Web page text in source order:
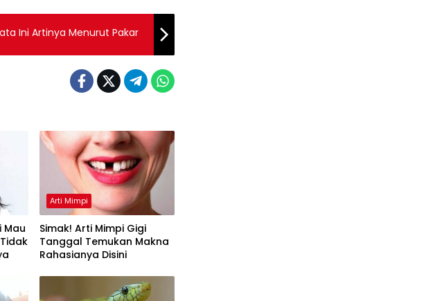
Ini Artinya Menurut Pakar
Mau
Arti Mimpi
Simak! Arti Mimpi Gigi
Tanggal Temukan Makna
Rahasianya Disini